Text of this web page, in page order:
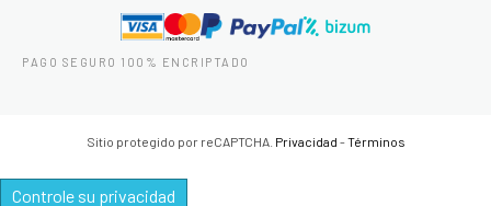
PAGO SEGURO 100% ENCRIPTADO
Sitio protegido por reCAPTCHA. Privacidad -Términos
Controle su privacidad